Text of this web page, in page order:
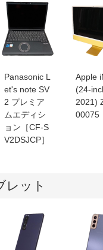
Panasonic L
et's note SV
2 プレミア
ムエディシ
ョン［CF-S
V2DSJCP］
Apple
(24-
2021)
00075
レット